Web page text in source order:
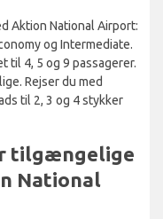
Aktion National Airport:
og Intermediate.
til 4, 5 og 9 passagerer.
Rejser du med
til 2, 3 og 4 stykker
tilgængelige
National